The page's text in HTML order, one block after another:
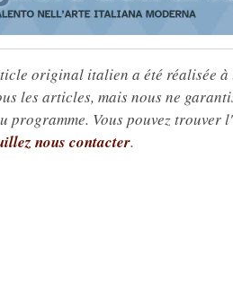
original italien a été réalisée
les articles, mais nous ne
programme. Vous pouvez
nous contacter.